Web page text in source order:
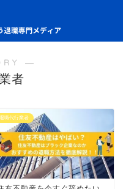
―
者
退職代行業者